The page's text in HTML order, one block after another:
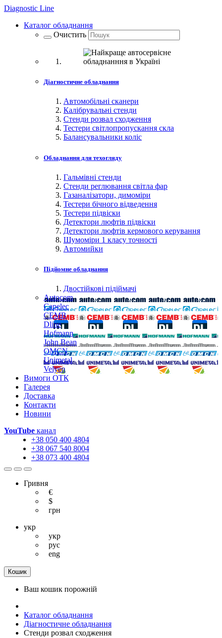
Diagnostic Line
Каталог обладнання
Очистить
Діагностичне обладнання
Автомобільні сканери
Калібрувальні стенди
Стенди розвал сходження
Тестери світлопропускання скла
Балансувальники коліс
Обладнання для техогляду
Гальмівні стенди
Стенди реглювання світла фар
Газаналізатори, димоміри
Тестери бічного відведення
Тестери підвіски
Детектори люфтів підвіски
Детектори люфтів кермового керування
Шумоміри 1 класу точності
Автомийки
Підйомне обладнання
Двостійкові підіймачі
Autocom
Capelec
CEMB
Dline
Hofmann
John Bean
OMCN
Unimetal
Velyen
Вимоги ОТК
Галерея
Доставка
Контакти
Новини
YouTube канал
+38 050 400 4804
+38 067 540 8004
+38 073 400 4804
Гривня
€
$
грн
укр
укр
рус
eng
Кошик
Ваш кошик порожній
Каталог обладнання
Діагностичне обладнання
Стенди розвал сходження